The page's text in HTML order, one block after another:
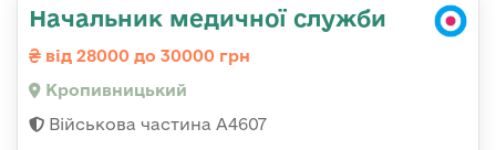
Начальник медичної служби
від 28000 до 30000 грн
Кропивницький
Військова частина А4607